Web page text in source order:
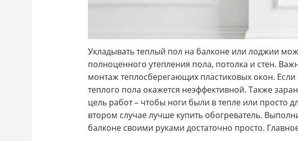
Укладывать теплый пол на балконе или лоджии
полноценного утепления пола, потолка и стен.
монтаж теплосберегающих пластиковых окон. Если
теплого пола окажется неэффективной. Также
цель работ – чтобы ноги были в тепле или просто
втором случае лучше купить обогреватель.
балконе своими руками достаточно просто.